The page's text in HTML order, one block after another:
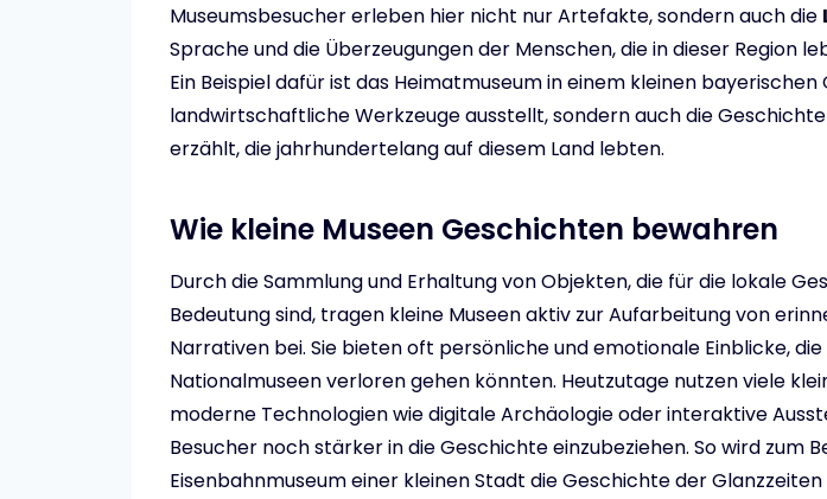
Museumsbesucher erleben hier nicht nur Artefakte, sondern auch die
Sprache und die Überzeugungen der Menschen, die in dieser Region
Ein Beispiel dafür ist das Heimatmuseum in einem kleinen
landwirtschaftliche Werkzeuge ausstellt, sondern auch die
erzählt, die jahrhundertelang auf diesem Land lebten.
Wie kleine Museen Geschichten bewahren
Durch die Sammlung und Erhaltung von Objekten, die für die lokale
Bedeutung sind, tragen kleine Museen aktiv zur Aufarbeitung von
Narrativen bei. Sie bieten oft persönliche und emotionale Einblicke,
Nationalmuseen verloren gehen könnten. Heutzutage nutzen viele
moderne Technologien wie digitale Archäologie oder interaktive
Besucher noch stärker in die Geschichte einzubeziehen. So wird zum
Eisenbahnmuseum einer kleinen Stadt die Geschichte der